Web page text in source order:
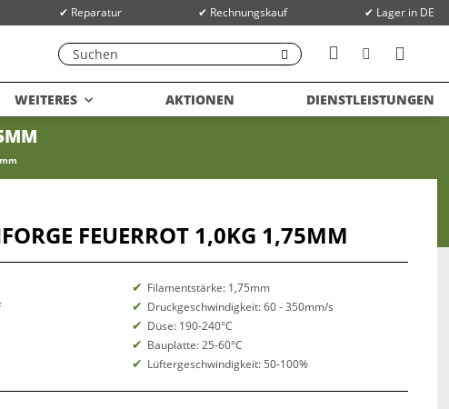
✔ Reparatur ✔ Rechnungskauf ✔ Lager in DE
WEITERES AKTIONEN DIENSTLEISTUNGEN
FEUERROT 1,0KG 1,75MM
Filamentstärke: 1,75mm
Druckgeschwindigkeit: 60 - 350mm/s
Düse: 190-240°C
Bauplatte: 25-60°C
Lüftergeschwindigkeit: 50-100%